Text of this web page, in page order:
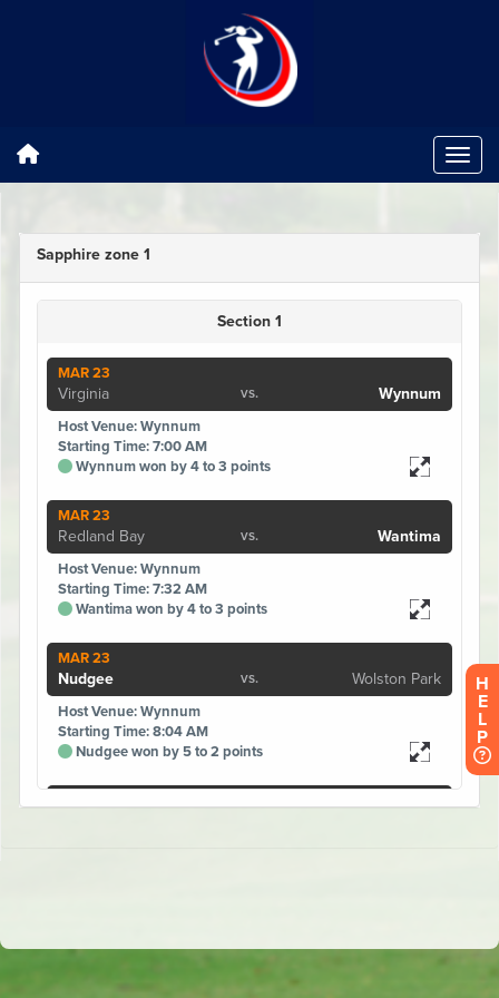
H
E
L
P